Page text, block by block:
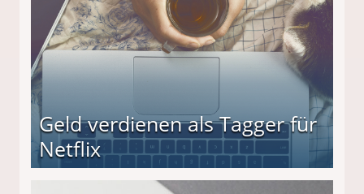
Geld verdienen als Tagger für
Netflix